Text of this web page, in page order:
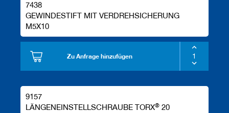
7438
GEWINDESTIFT MIT VERDREHSICHERUNG
M5X10
Zu Anfrage hinzufügen
9157
LÄNGENEINSTELLSCHRAUBE TORX® 20